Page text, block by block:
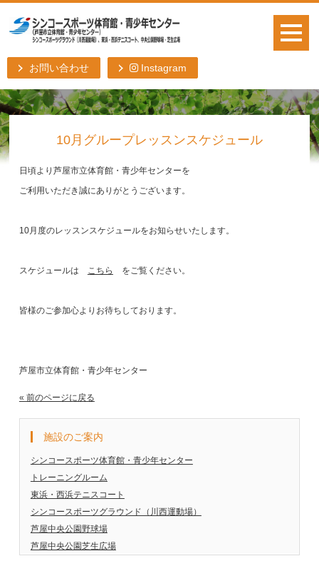
お問い合わせ Instagram
10月グループレッスンスケジュール
日頃より芦屋市立体育館・青少年センターを
ご利用いただき誠にありがとうございます。
10月度のレッスンスケジュールをお知らせいたします。
スケジュールは こちら をご覧ください。
皆様のご参加心よりお待ちしております。
芦屋市立体育館・青少年センター
« 前のページに戻る
施設のご案内
シンコースポーツ体育館・青少年センター
トレーニングルーム
東浜・西浜テニスコート
シンコースポーツグラウンド（川西運動場）
芦屋中央公園野球場
芦屋中央公園芝生広場